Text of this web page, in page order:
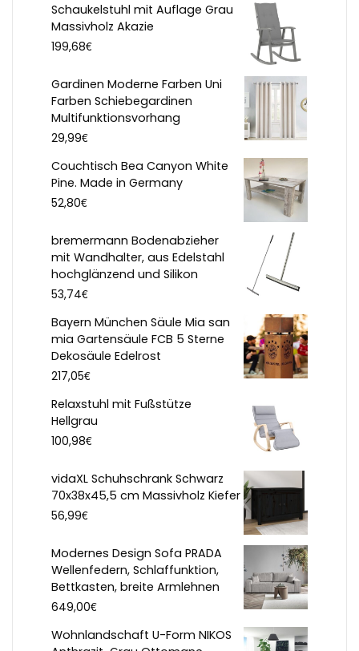
Schaukelstuhl mit Auflage Grau
Massivholz Akazie
199,68€
Gardinen Moderne Farben Uni
Farben Schiebegardinen
Multifunktionsvorhang
29,99€
Couchtisch Bea Canyon White
Pine. Made in Germany
52,80€
bremermann Bodenabzieher
mit Wandhalter, aus Edelstahl
hochglänzend und Silikon
53,74€
Bayern München Säule Mia san
mia Gartensäule FCB 5 Sterne
Dekosäule Edelrost
217,05€
Relaxstuhl mit Fußstütze
Hellgrau
100,98€
vidaXL Schuhschrank Schwarz
70x38x45,5 cm Massivholz Kiefer
56,99€
Modernes Design Sofa PRADA
Wellenfedern, Schlaffunktion,
Bettkasten, breite Armlehnen
649,00€
Wohnlandschaft U-Form NIKOS